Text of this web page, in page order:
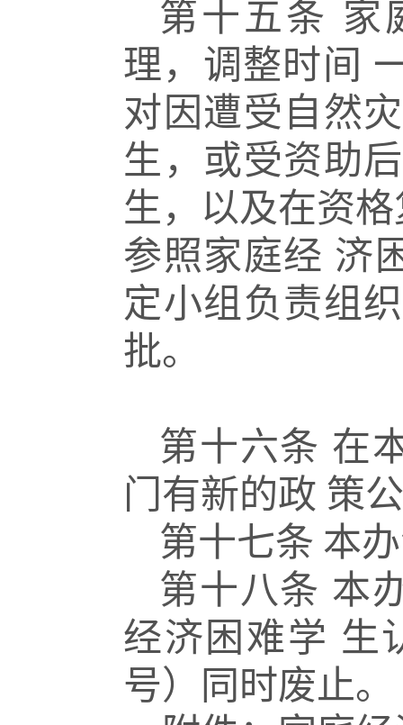
第十五条 家
理，调整时间
对因遭受自然
生，或受资助
生，以及在资
参照家庭经 济
定小组负责组
批。
第十六条 在
门有新的政 策
第十七条 本
第十八条 本
经济困难学 生
号）同时废止。